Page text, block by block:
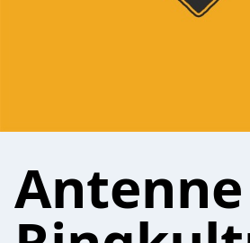
Antenne